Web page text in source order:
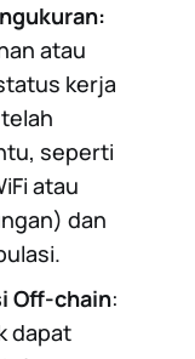
atau
kerja
seperti
atau
dan
Off-chain:
dapat